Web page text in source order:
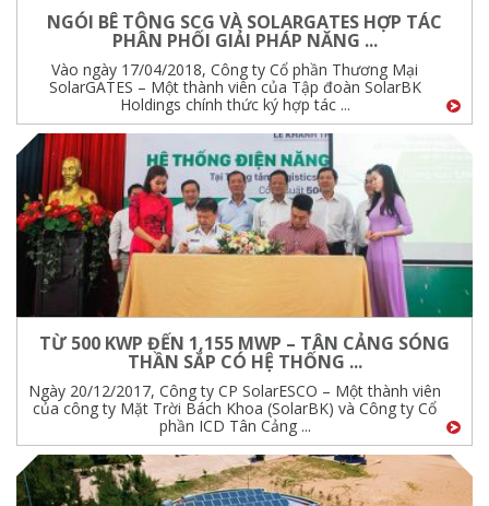
NGÓI BÊ TÔNG SCG VÀ SOLARGATES HỢP TÁC
PHÂN PHỐI GIẢI PHÁP NĂNG ...
Vào ngày 17/04/2018, Công ty Cổ phần Thương Mại
SolarGATES – Một thành viên của Tập đoàn SolarBK
Holdings chính thức ký hợp tác ...
TỪ 500 KWP ĐẾN 1,155 MWP – TÂN CẢNG SÓNG
THẦN SẮP CÓ HỆ THỐNG ...
Ngày 20/12/2017, Công ty CP SolarESCO – Một thành viên
của công ty Mặt Trời Bách Khoa (SolarBK) và Công ty Cổ
phần ICD Tân Cảng ...